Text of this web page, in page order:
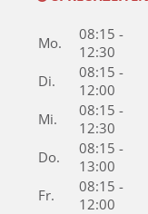
Mo.
08:15 -
12:30
Di.
08:15 -
12:00
Mi.
08:15 -
12:30
Do.
08:15 -
13:00
Fr.
08:15 -
12:00